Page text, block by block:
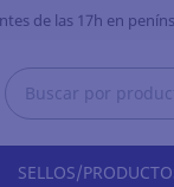
de las 17h en
SELLOS/